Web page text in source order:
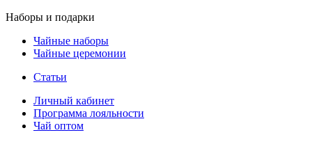
Наборы и подарки
Чайные наборы
Чайные церемонии
Статьи
Личный кабинет
Программа лояльности
Чай оптом